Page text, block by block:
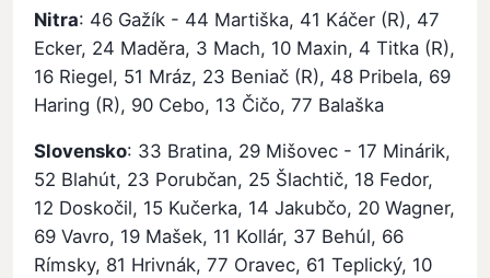
Nitra: 46 Gažík - 44 Martiška, 41 Káčer (R), 47
Ecker, 24 Maděra, 3 Mach, 10 Maxin, 4 Titka (R),
16 Riegel, 51 Mráz, 23 Beniač (R), 48 Pribela, 69
Haring (R), 90 Cebo, 13 Čičo, 77 Balaška
Slovensko: 33 Bratina, 29 Mišovec - 17 Minárik,
52 Blahút, 23 Porubčan, 25 Šlachtič, 18 Fedor,
12 Doskočil, 15 Kučerka, 14 Jakubčo, 20 Wagner,
69 Vavro, 19 Mašek, 11 Kollár, 37 Behúl, 66
Rímsky, 81 Hrivnák, 77 Oravec, 61 Teplický, 10